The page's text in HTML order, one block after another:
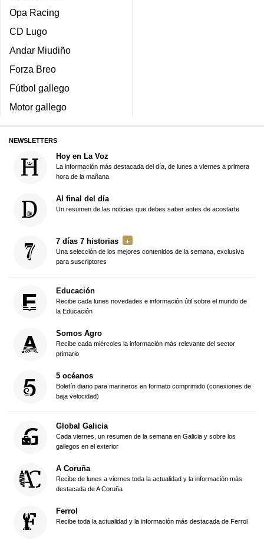
Opa Racing
CD Lugo
Andar Miudiño
Forza Breo
Fútbol gallego
Motor gallego
NEWSLETTERS
Hoy en La Voz
La información más destacada del día, de lunes a viernes a primera
hora de la mañana
Al final del día
Un resumen de las noticias que debes saber antes de acostarte
7 días 7 historias
Una selección de los mejores contenidos de la semana, exclusiva
para suscriptores
Educación
Recibe cada lunes novedades e información útil sobre el mundo de
la Educación
Somos Agro
Recibe cada miércoles la información más relevante del sector
primario
5 océanos
Boletín diario para marineros en formato comprimido (conexiones de
baja velocidad)
Global Galicia
Cada viernes, un resumen de la semana en Galicia y sobre los
gallegos en el exterior
A Coruña
Recibe de lunes a viernes toda la actualidad y la información más
destacada de A Coruña
Ferrol
Recibe toda la actualidad y la información más destacada de Ferrol